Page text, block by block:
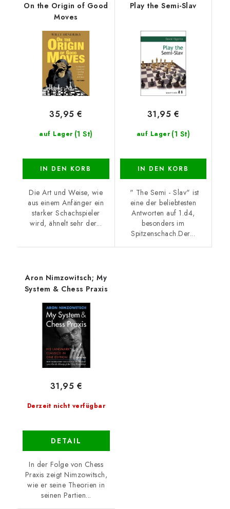
On the Origin of Good
Moves
auf Lager (1 St)
35,95 €
IN DEN KORB
Die Art und Weise, wie
aus einem Anfänger ein
starker Schachspieler
wird, ähnelt sehr der...
Play the Semi-Slav
auf Lager (1 St)
31,95 €
IN DEN KORB
" The Semi - Slav" ist
eine der beliebtesten
Antworten auf 1.d4,
besonders im
Spitzenschach.Der...
Aron Nimzowitsch; My
System & Chess Praxis
Derzeit nicht verfügbar
31,95 €
DETAIL
In der Folge von Chess
Praxis zeigt Nimzowitsch,
wie er seine Theorien in
seinen Partien...